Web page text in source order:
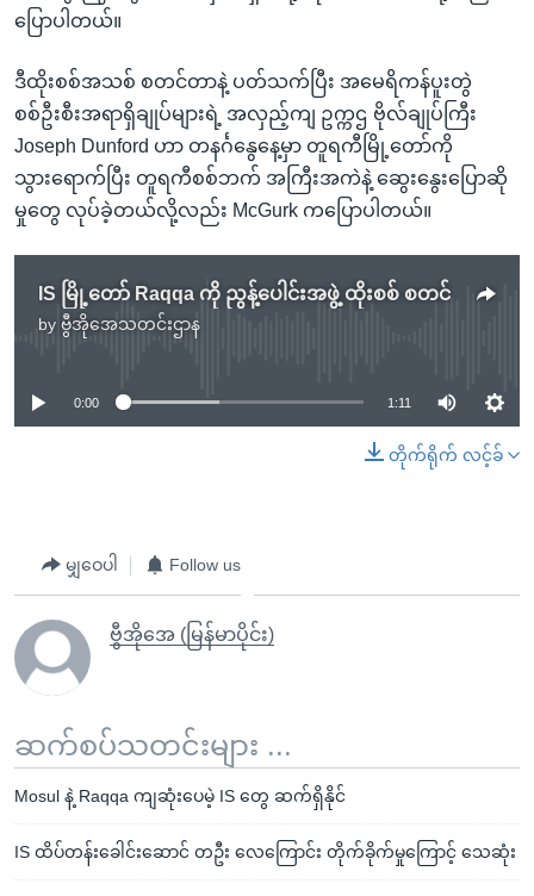
ပြောပါတယ်။
ဒီထိုးစစ်အသစ် စတင်တာနဲ့ ပတ်သက်ပြီး အမေရိကန်ပူးတွဲ
စစ်ဦးစီးအရာရှိချုပ်များရဲ့ အလှည့်ကျ ဥက္ကဌ ဗိုလ်ချုပ်ကြီး
Joseph Dunford ဟာ တနင်္ဂနွေနေ့မှာ တူရကီမြို့တော်ကို
သွားရောက်ပြီး တူရကီစစ်ဘက် အကြီးအကဲနဲ့ ဆွေးနွေးပြောဆို
မှုတွေ လုပ်ခဲ့တယ်လို့လည်း McGurk ကပြောပါတယ်။
IS မြို့တော် Raqqa ကို ညွန့်ပေါင်းအဖွဲ့ ထိုးစစ် စတင်
by ဗွီအိုအေသတင်းဌာန
No media source currently available
0:00 1:11
တိုက်ရိုက် လင့်ခ်
မျှဝေပါ Follow us
ဗွီအိုအေ (မြန်မာပိုင်း)
ဆက်စပ်သတင်းများ ...
Mosul နဲ့ Raqqa ကျဆုံးပေမဲ့ IS တွေ ဆက်ရှိနိုင်
IS ထိပ်တန်းခေါင်းဆောင် တဦး လေကြောင်း တိုက်ခိုက်မှုကြောင့် သေဆုံး